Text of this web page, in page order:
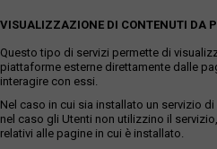
VISUALIZZAZIONE DI CONTENUTI DA
Questo tipo di servizi permette di
piattaforme esterne direttamente dalle
interagire con essi.
Nel caso in cui sia installato un servizio
nel caso gli Utenti non utilizzino il
relativi alle pagine in cui è installato.